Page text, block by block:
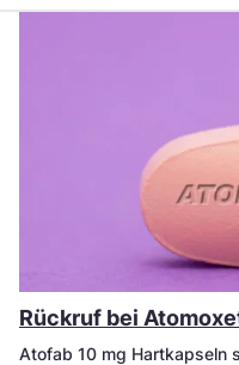
Rückruf bei
Atofab 10 mg Hartkapseln